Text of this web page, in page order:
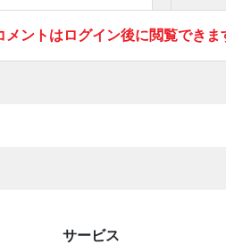
ントはログイン後に閲覧できま
サービス